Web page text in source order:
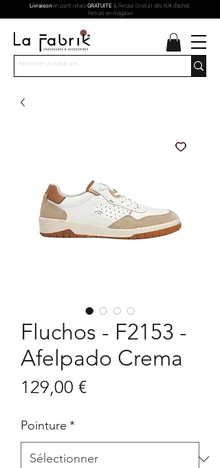
Livraisonen point relais GRATUITE& Retour Gratuit dès 60€ d'achat.
Retrait en magasin
Fluchos - F2153 -
Afelpado Crema
129,00 €Prix
Pointure *